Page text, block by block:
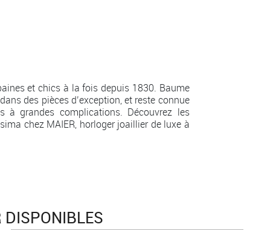
et chics à la fois depuis 1830. Baume
des pièces d’exception, et reste connue
à grandes complications. Découvrez les
chez MAIER, horloger joaillier de luxe à
DISPONIBLES